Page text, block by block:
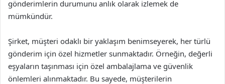
gönderimlerin durumunu anlık olarak izlemek de
mümkündür.
Şirket, müşteri odaklı bir yaklaşım benimseyerek, her türlü
gönderim için özel hizmetler sunmaktadır. Örneğin, değerli
eşyaların taşınması için özel ambalajlama ve güvenlik
önlemleri alınmaktadır. Bu sayede, müşterilerin